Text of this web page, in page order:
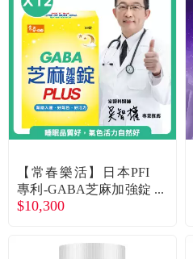
【常春樂活】日本PFI
專利-GABA芝麻加強錠
PLUS（60錠/盒X12）
$10,300